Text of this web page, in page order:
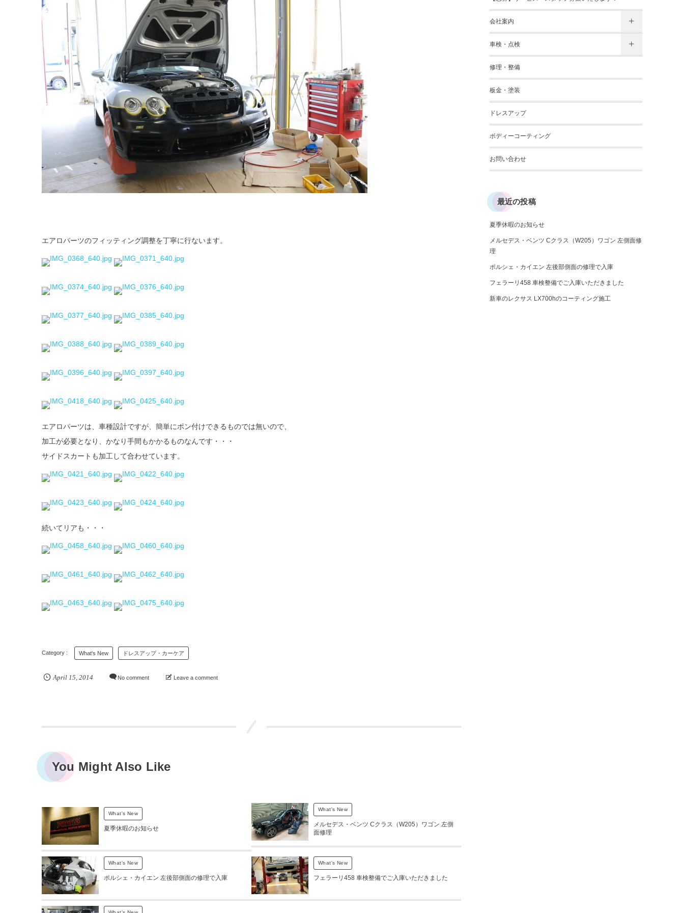
エアロパーツのフィッティング調整を丁寧に行ないます。
エアロパーツは、車種設計ですが、簡単にポン付けできるものでは無いので、
加工が必要となり、かなり手間もかかるものなんです・・・
サイドスカートも加工して合わせています。
続いてリアも・・・
What's New ドレスアップ・カーケア
April 15, 2014 No comment Leave a comment
You Might Also Like
What's New
夏季休暇のお知らせ
What's New
メルセデス・ベンツ Cクラス（W205）ワゴン 左側
面修理
What's New
ポルシェ・カイエン 左後部側面の修理で入庫
What's New
フェラーリ458 車検整備でご入庫いただきました
会社案内
車検・点検
修理・整備
板金・塗装
ドレスアップ
ボディーコーティング
お問い合わせ
最近の投稿
夏季休暇のお知らせ
メルセデス・ベンツ Cクラス（W205）ワゴン 左側面修
理
ポルシェ・カイエン 左後部側面の修理で入庫
フェラーリ458 車検整備でご入庫いただきました
新車のレクサス LX700hのコーティング施工